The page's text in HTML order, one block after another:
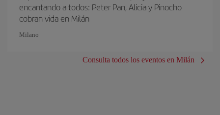
encantando a todos: Peter Pan, Alicia y Pinocho
cobran vida en Milán
Milano
Consulta todos los eventos en Milán